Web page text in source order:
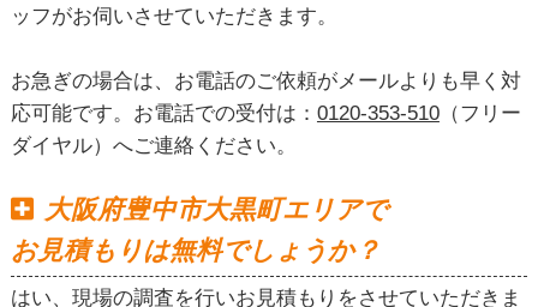
ッフがお伺いさせていただきます。
お急ぎの場合は、お電話のご依頼がメールよりも早く対
応可能です。お電話での受付は： 0120-353-510（フリー
ダイヤル）へご連絡ください。
大阪府豊中市大黒町エリアで
お見積もりは無料でしょうか？
はい、現場の調査を行いお見積もりをさせていただきま